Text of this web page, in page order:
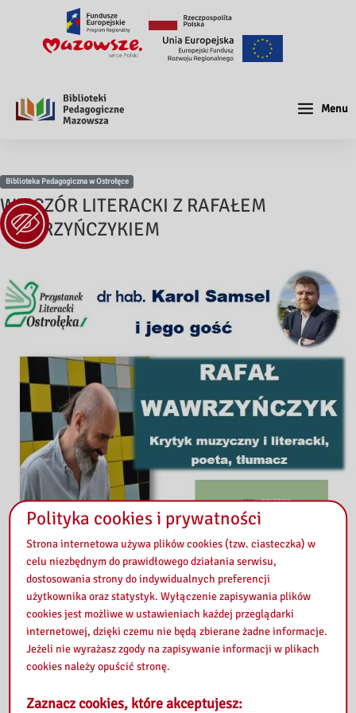
Menu
Biblioteka Pedagogiczna w Ostrołęce
WIECZÓR LITERACKI Z RAFAŁEM
WAWRZYŃCZYKIEM
Polityka cookies i prywatności
Strona internetowa używa plików cookies (tzw. ciasteczka) w
celu niezbędnym do prawidłowego działania serwisu,
dostosowania strony do indywidualnych preferencji
użytkownika oraz statystyk. Wyłączenie zapisywania plików
cookies jest możliwe w ustawieniach każdej przeglądarki
internetowej, dzięki czemu nie będą zbierane żadne informacje.
Jeżeli nie wyrażasz zgody na zapisywanie informacji w plikach
cookies należy opuścić stronę.
Zaznacz cookies, które akceptujesz: